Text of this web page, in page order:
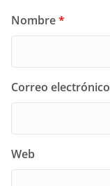
Nombre*
Correo electrónico
Web